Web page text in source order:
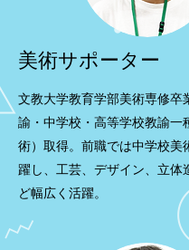
美術サポーター
文教大学教育学部美術専修卒
諭・中学校・高等学校教諭一
術）取得。前職では中学校美
躍し、工芸、デザイン、立体
ど幅広く活躍。